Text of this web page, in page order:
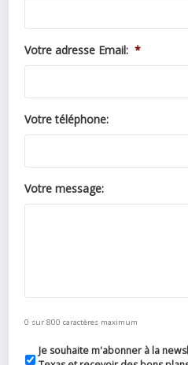
Votre adresse Email: *
Votre téléphone:
Votre message:
0 sur 800 caractères maximum
Je souhaite m'abonner à la